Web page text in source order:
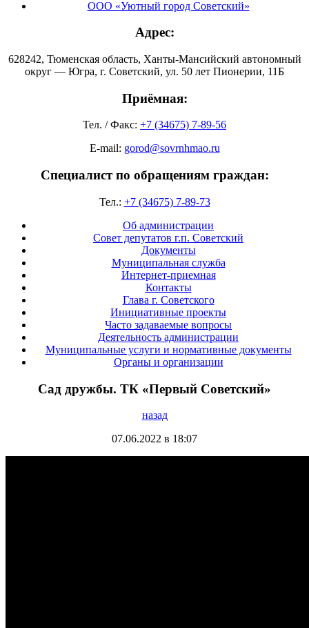
ООО «Уютный город Советский»
Адрес:
628242, Тюменская область, Ханты-Мансийский автономный
округ — Югра, г. Советский, ул. 50 лет Пионерии, 11Б
Приёмная:
Тел. / Факс: +7 (34675) 7-89-56
E-mail: gorod@sovrnhmao.ru
Специалист по обращениям граждан:
Тел.: +7 (34675) 7-89-73
Об администрации
Совет депутатов г.п. Советский
Документы
Муниципальная служба
Интернет-приемная
Контакты
Глава г. Советского
Инициативные проекты
Часто задаваемые вопросы
Деятельность администрации
Муниципальные услуги и нормативные документы
Органы и организации
Сад дружбы. ТК «Первый Советский»
назад
07.06.2022 в 18:07